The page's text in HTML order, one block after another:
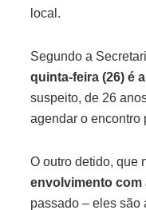
local.
Segundo a
quinta-feira (26) é
suspeito, de 26
agendar o encontro
O outro detido, que
envolvimento com
passado – eles são